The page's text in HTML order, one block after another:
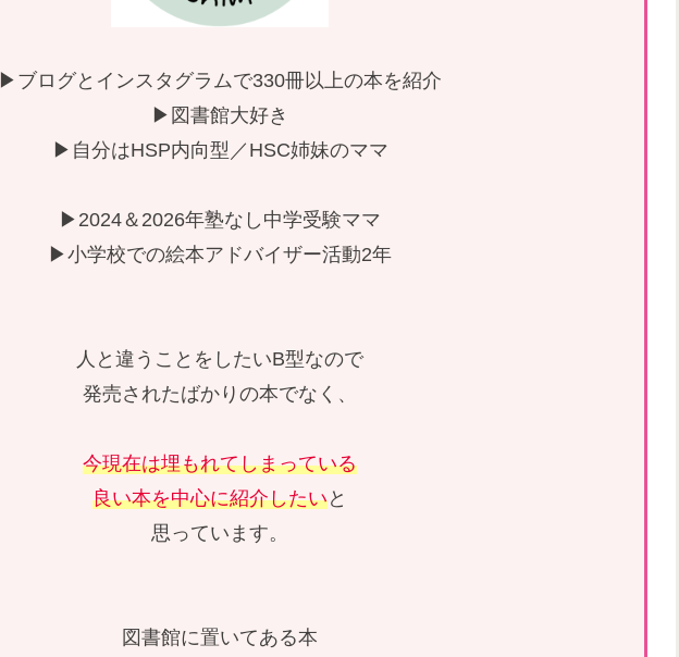
▶ブログとインスタグラムで330冊以上の本を紹介
▶図書館大好き
▶自分はHSP内向型／HSC姉妹のママ
▶2024＆2026年塾なし中学受験ママ
▶小学校での絵本アドバイザー活動2年
人と違うことをしたいB型なので
発売されたばかりの本でなく、
今現在は埋もれてしまっている
良い本を中心に紹介したいと
思っています。
図書館に置いてある本